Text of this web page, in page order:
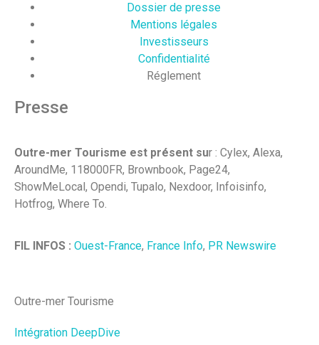
Dossier de presse
Mentions légales
Investisseurs
Confidentialité
Réglement
Presse
Outre-mer Tourisme est présent sur : Cylex, Alexa,
AroundMe, 118000FR, Brownbook, Page24,
ShowMeLocal, Opendi, Tupalo, Nexdoor, Infoisinfo,
Hotfrog, Where To.
FIL INFOS : Ouest-France, France Info, PR Newswire
Outre-mer Tourisme
Intégration DeepDive